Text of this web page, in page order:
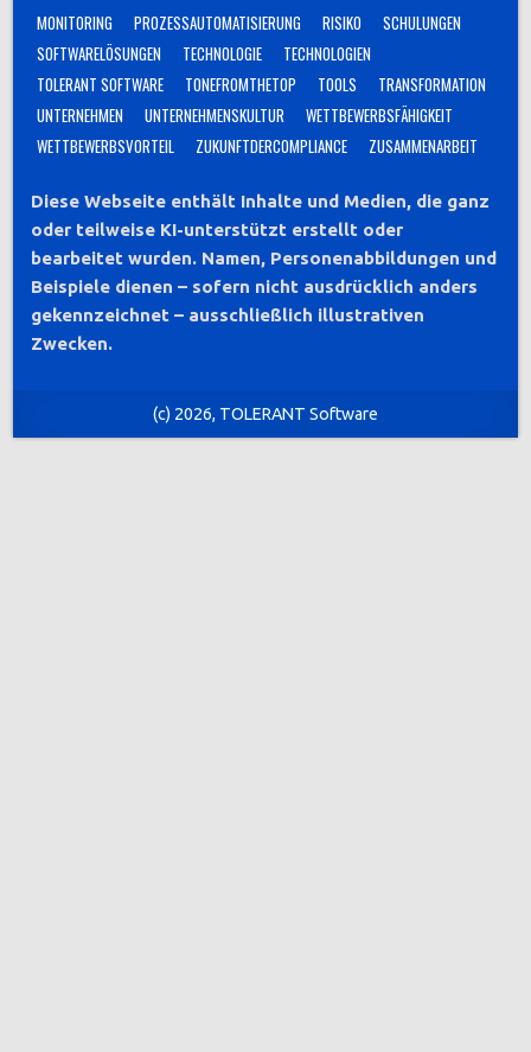
MONITORING
PROZESSAUTOMATISIERUNG RISIKO
SCHULUNGEN
SOFTWARELÖSUNGEN
TECHNOLOGIE
TECHNOLOGIEN
TOLERANT SOFTWARE
TONEFROMTHETOP TOOLS
TRANSFORMATION
UNTERNEHMEN
UNTERNEHMENSKULTUR
WETTBEWERBSFÄHIGKEIT
WETTBEWERBSVORTEIL
ZUKUNFTDERCOMPLIANCE ZUSAMMENARBEIT
Diese Webseite enthält Inhalte und Medien, die ganz
oder teilweise KI-unterstützt erstellt oder
bearbeitet wurden. Namen, Personenabbildungen und
Beispiele dienen – sofern nicht ausdrücklich anders
gekennzeichnet – ausschließlich illustrativen
Zwecken.
(c) 2026, TOLERANT Software